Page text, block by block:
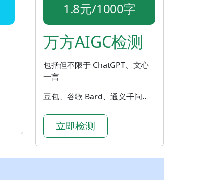
1.8元/1000字
万方AIGC检测
包括但不限于 ChatGPT、文心
一言
豆包、谷歌 Bard、通义千问...
立即检测